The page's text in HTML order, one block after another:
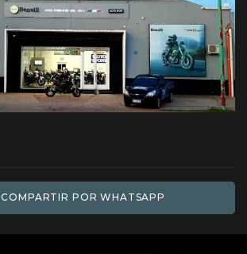
COMPARTIR POR WHATSAPP